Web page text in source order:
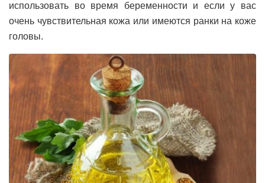
использовать во время беременности и если у вас
очень чувствительная кожа или имеются ранки на коже
головы.